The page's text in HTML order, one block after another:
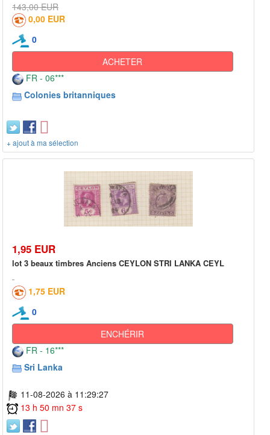
143,00 EUR
0,00 EUR
0
ACHETER
FR - 06***
Colonies britanniques
+ ajout à ma sélection
1,95 EUR
lot 3 beaux timbres Anciens CEYLON STRI LANKA CEYL
1,75 EUR
0
ENCHÉRIR
FR - 16***
Sri Lanka
11-08-2026 à 11:29:27
13 h 50 mn 37 s